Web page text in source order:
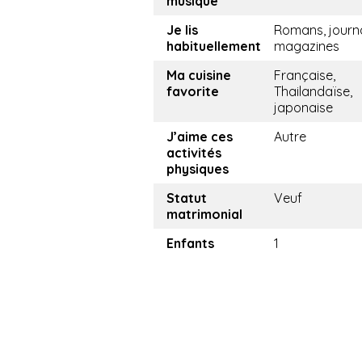
Je lis
habituellement
Romans,
magazines
Ma cuisine
favorite
Française,
Thailandaïse,
japonaise
J’aime ces
activités
physiques
Autre
Statut
matrimonial
Veuf
Enfants 1